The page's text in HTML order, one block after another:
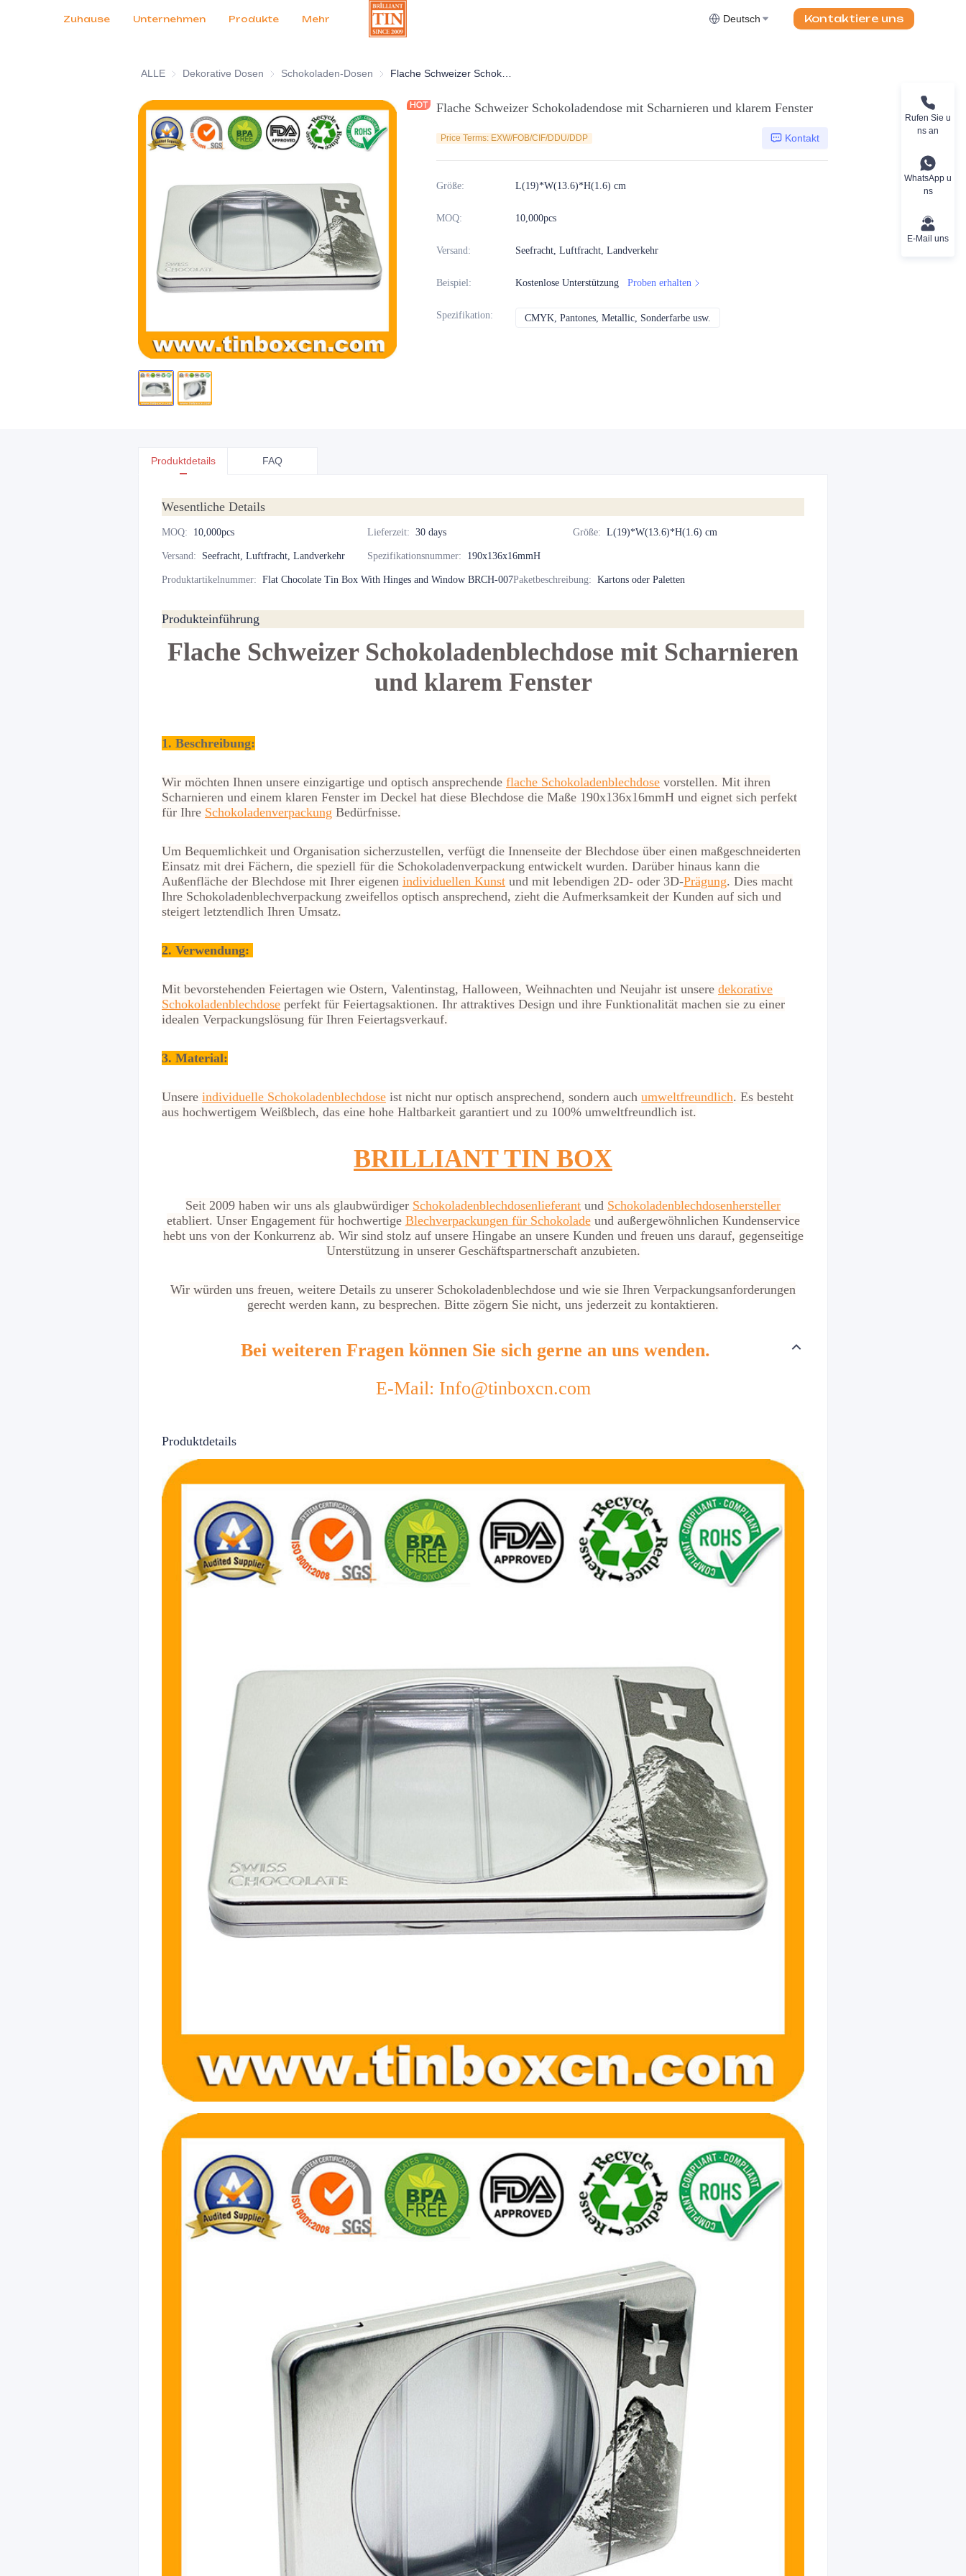
Zuhause Unternehmen Produkte
Kundendienst
Messen 2026
Zertifikate
Nachrichten
Produkte Mehr Deutsch Kontaktiere uns
ALLE Dekorative Dosen Dekorative Dosen
Schokoladen-Dosen Schokoladen-Dosen
Flache Schweizer Schokoladendose mit Scharnieren und klarem Fenster
Price Terms: EXW/FOB/CIF/DDU/DDP Kontakt
Größe: L(19)*W(13.6)*H(1.6) cm
MOQ: 10,000pcs
Versand: Seefracht, Luftfracht, Landverkehr
Beispiel: Kostenlose Unterstützung Proben erhalten
Spezifikation: CMYK, Pantones, Metallic, Sonderfarbe usw.
Produktdetails FAQ
Wesentliche Details
MOQ: 10,000pcs Lieferzeit: 30 days Größe: L(19)*W(13.6)*H(1.6) cm
Versand: Seefracht, Luftfracht, Landverkehr Spezifikationsnummer: 190x136x16mmH
Produktartikelnummer: Flat Chocolate Tin Box With Hinges and Window BRCH-007Paketbeschreibung: Kartons oder Paletten
Produkteinführung
Flache Schweizer Schokoladenblechdose mit Scharnieren
und klarem Fenster
1. Beschreibung:
Wir möchten Ihnen unsere einzigartige und optisch ansprechende flache Schokoladenblechdose vorstellen. Mit ihren
Scharnieren und einem klaren Fenster im Deckel hat diese Blechdose die Maße 190x136x16mmH und eignet sich perfekt
für Ihre Schokoladenverpackung Bedürfnisse.
Um Bequemlichkeit und Organisation sicherzustellen, verfügt die Innenseite der Blechdose über einen maßgeschneiderten
Einsatz mit drei Fächern, die speziell für die Schokoladenverpackung entwickelt wurden. Darüber hinaus kann die
Außenfläche der Blechdose mit Ihrer eigenen individuellen Kunst und mit lebendigen 2D- oder 3D-Prägung. Dies macht
Ihre Schokoladenblechverpackung zweifellos optisch ansprechend, zieht die Aufmerksamkeit der Kunden auf sich und
steigert letztendlich Ihren Umsatz.
2. Verwendung:
Mit bevorstehenden Feiertagen wie Ostern, Valentinstag, Halloween, Weihnachten und Neujahr ist unsere dekorative
Schokoladenblechdose perfekt für Feiertagsaktionen. Ihr attraktives Design und ihre Funktionalität machen sie zu einer
idealen Verpackungslösung für Ihren Feiertagsverkauf.
3. Material:
Unsere individuelle Schokoladenblechdose ist nicht nur optisch ansprechend, sondern auch umweltfreundlich. Es besteht
aus hochwertigem Weißblech, das eine hohe Haltbarkeit garantiert und zu 100% umweltfreundlich ist.
BRILLIANT TIN BOX
Seit 2009 haben wir uns als glaubwürdiger Schokoladenblechdosenlieferant und Schokoladenblechdosenhersteller
etabliert. Unser Engagement für hochwertige Blechverpackungen für Schokoladeund außergewöhnlichen Kundenservice
hebt uns von der Konkurrenz ab. Wir sind stolz auf unsere Hingabe an unsere Kunden und freuen uns darauf, gegenseitige
Unterstützung in unserer Geschäftspartnerschaft anzubieten.
Wir würden uns freuen, weitere Details zu unserer Schokoladenblechdose und wie sie Ihren Verpackungsanforderungen
gerecht werden kann, zu besprechen. Bitte zögern Sie nicht, uns jederzeit zu kontaktieren.
Bei weiteren Fragen können Sie sich gerne an uns wenden.
E-Mail: Info@tinboxcn.com
Produktdetails
Rufen Sie u
ns an
WhatsApp u
ns
E-Mail uns